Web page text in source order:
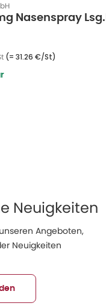
mg Nasenspray
(= 31.26 €/St)
Neuigkeiten
Angeboten,
Neuigkeiten